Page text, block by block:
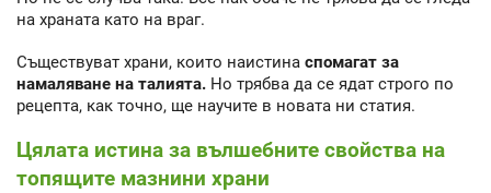
на храната като на враг.
Съществуват храни, които наистина спомагат за
намаляване на талията. Но трябва да се ядат строго по
рецепта, как точно, ще научите в новата ни статия.
Цялата истина за вълшебните свойства на
топящите мазнини храни